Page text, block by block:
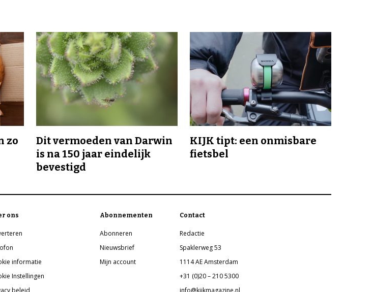
zo
Dit vermoeden van Darwin
is na 150 jaar eindelijk
bevestigd
KIJK tipt: een onmisbare
fietsbel
ons
informatie
Instellingen
beleid
Abonnementen
Abonneren
Nieuwsbrief
Mijn account
Contact
Redactie
Spaklerweg 53
1114 AE Amsterdam
+31 (0)20 – 210 5300
info@kijkmagazine.nl